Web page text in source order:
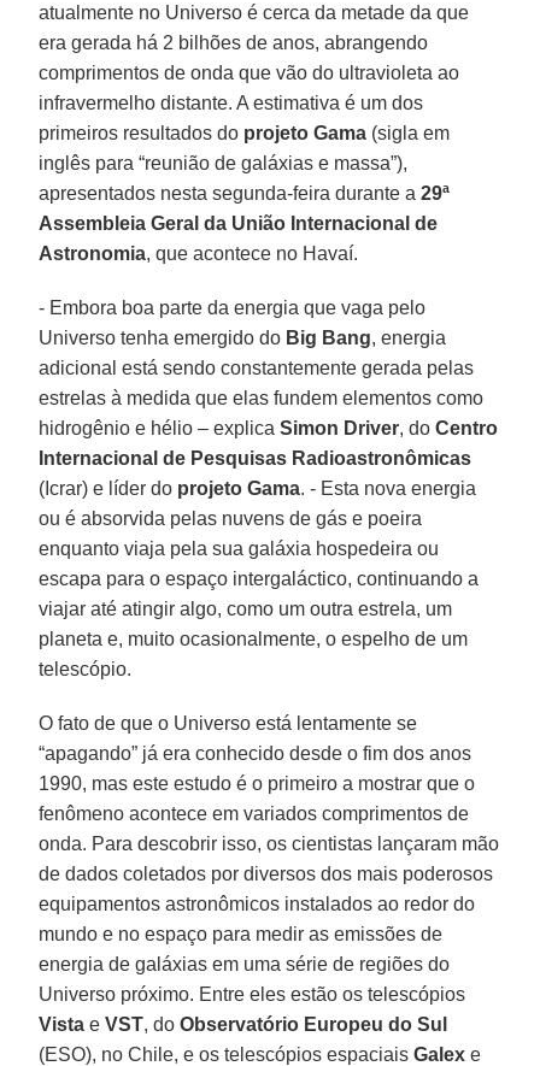
atualmente no Universo é cerca da metade da que
era gerada há 2 bilhões de anos, abrangendo
comprimentos de onda que vão do ultravioleta ao
infravermelho distante. A estimativa é um dos
primeiros resultados do projeto Gama (sigla em
inglês para “reunião de galáxias e massa”),
apresentados nesta segunda-feira durante a29ª
Assembleia Geral da União Internacional de
Astronomia, que acontece no Havaí.
- Embora boa parte da energia que vaga pelo
Universo tenha emergido do Big Bang, energia
adicional está sendo constantemente gerada pelas
estrelas à medida que elas fundem elementos como
hidrogênio e hélio – explicaSimon Driver, doCentro
Internacional de Pesquisas Radioastronômicas
(Icrar) e líder do projeto Gama. - Esta nova energia
ou é absorvida pelas nuvens de gás e poeira
enquanto viaja pela sua galáxia hospedeira ou
escapa para o espaço intergaláctico, continuando a
viajar até atingir algo, como um outra estrela, um
planeta e, muito ocasionalmente, o espelho de um
telescópio.
O fato de que o Universo está lentamente se
“apagando” já era conhecido desde o fim dos anos
1990, mas este estudo é o primeiro a mostrar que o
fenômeno acontece em variados comprimentos de
onda. Para descobrir isso, os cientistas lançaram mão
de dados coletados por diversos dos mais poderosos
equipamentos astronômicos instalados ao redor do
mundo e no espaço para medir as emissões de
energia de galáxias em uma série de regiões do
Universo próximo. Entre eles estão os telescópios
Vistae VST, do Observatório Europeu do Sul
(ESO), no Chile, e os telescópios espaciaisGalex e